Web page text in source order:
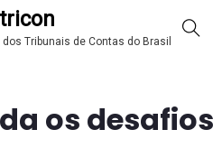
Tribunais de Contas do Brasil
os desafios